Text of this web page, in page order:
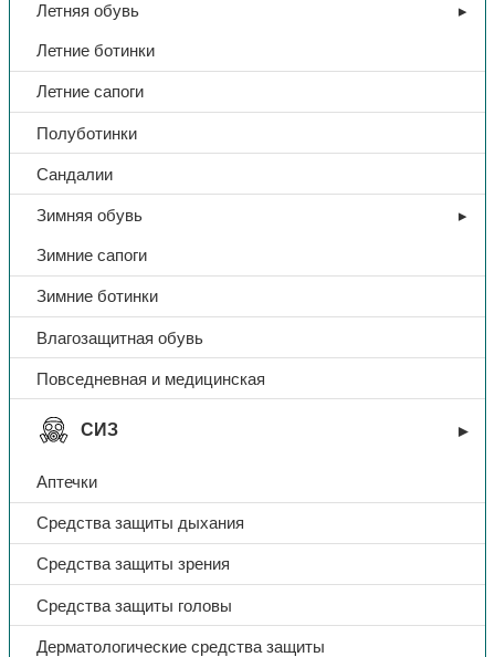
Летняя обувь
Летние ботинки
Летние сапоги
Полуботинки
Сандалии
Зимняя обувь
Зимние сапоги
Зимние ботинки
Влагозащитная обувь
Повседневная и медицинская
СИЗ
Аптечки
Средства защиты дыхания
Средства защиты зрения
Средства защиты головы
Дерматологические средства защиты
Название
Форма выпуска порошок
Вес, кг